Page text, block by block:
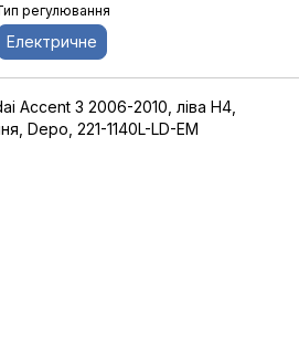
регулювання
Електричне